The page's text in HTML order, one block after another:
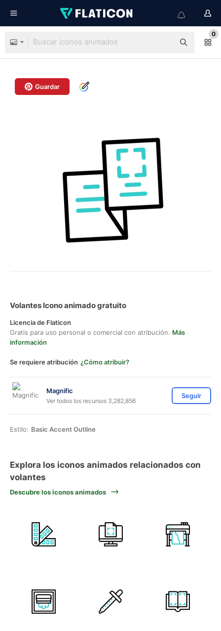
0
Guardar
Volantes Icono animado gratuito
Licencia de Flaticon
Gratis para uso personal o comercial con atribución. Más
información
Se requiere atribución ¿Cómo atribuir?
Magnific
Ver todos los recursos 3,282,856
Seguir
Estilo: Basic Accent Outline
Explora los iconos animados relacionados con
volantes
Descubre los iconos animados